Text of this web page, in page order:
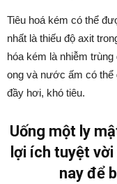
Tiêu hoá kém có thể
nhất là thiếu độ axit
hóa kém là nhiễm
ong và nước ấm có thể
đầy hơi, khó tiêu.
Uống một ly
lợi ích tuyệt
nay để